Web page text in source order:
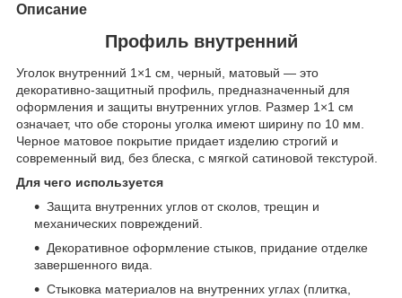
Описание
Профиль внутренний
Уголок внутренний 1×1 см, черный, матовый — это
декоративно‑защитный профиль, предназначенный для
оформления и защиты внутренних углов. Размер 1×1 см
означает, что обе стороны уголка имеют ширину по 10 мм.
Черное матовое покрытие придает изделию строгий и
современный вид, без блеска, с мягкой сатиновой текстурой.
Для чего используется
Защита внутренних углов от сколов, трещин и
механических повреждений.
Декоративное оформление стыков, придание отделке
завершенного вида.
Стыковка материалов на внутренних углах (плитка,